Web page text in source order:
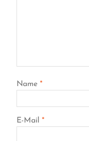
Name *
E-Mail *